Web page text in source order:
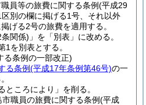
員等の旅費に関する条例(平成29
区別の欄に掲げる1号、それ以外
げる2号の旅費を適用する。
関係) 」を「別表」に改める。
1を別表とする。
る条例の一部改正)
る条例(平成17年条例第46号)の一
ところにより」を削る。
職員の旅費に関する条例(平成